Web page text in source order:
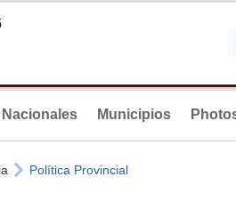
Nacionales Municipios
Política Provincial